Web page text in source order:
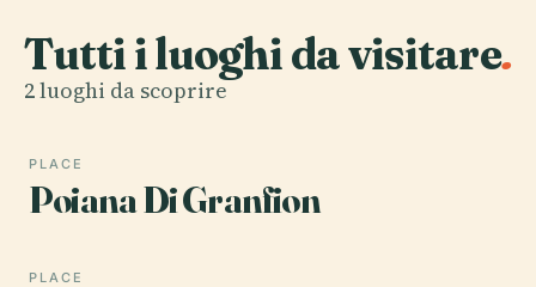
Tutti i luoghi da visitare.
2 luoghi da scoprire
PLACE
Poiana Di Granfion
PLACE